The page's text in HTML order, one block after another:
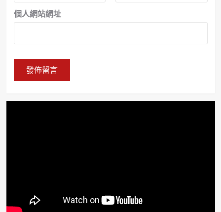
個人網站網址